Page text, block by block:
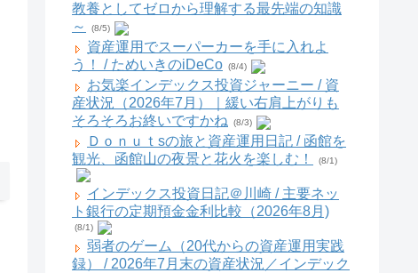
教養としてゼロから理解する最先端の知識
～
(8/5)
資産運用でスーパーカーを手に入れよ
う！ / ためいきのiDeCo (8/4)
お気楽インデックス投資ジャーニー / 資
産状況（2026年7月）｜緩い右肩上がりも
そろそろお終いですかね
(8/3)
Ｄｏｎｕｔsの旅と資産運用日記 / 函館を
観光、函館山の夜景と花火を楽しむ！
(8/1)
インデックス投資日記＠川崎 / 主要ネッ
ト銀行の定期預金金利比較（2026年8月)
(8/1)
弱者のゲーム（20代からの資産運用実践
録） / 2026年7月末の資産状況／インデック